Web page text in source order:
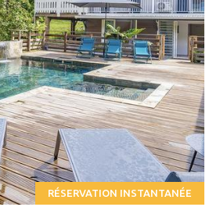
RÉSERVATION INSTANTANÉE